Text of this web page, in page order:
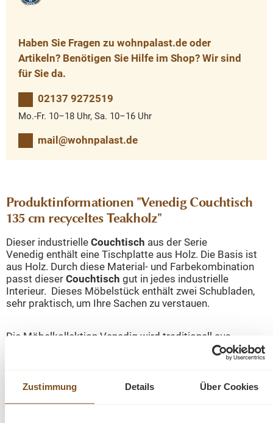
Zustimmung Details Über Cookies
Haben Sie Fragen zu wohnpalast.de oder
Artikeln? Benötigen Sie Hilfe im Shop? Wir sind
für Sie da.
02137 9272519
Mo.-Fr. 10–18 Uhr, Sa. 10–16 Uhr
mail@wohnpalast.de
Produktinformationen "Venedig Couchtisch
135 cm recyceltes Teakholz"
Dieser industrielle Couchtisch aus der Serie
Venedig enthält eine Tischplatte aus Holz. Die Basis ist
aus Holz. Durch diese Material- und Farbekombination
passt dieser Couchtisch gut in jedes industrielle
Interieur. Dieses Möbelstück enthält zwei Schubladen,
sehr praktisch, um Ihre Sachen zu verstauen.
Die Möbelkollektion Venedig wird traditionell aus
hergestellt und mit einerhellen